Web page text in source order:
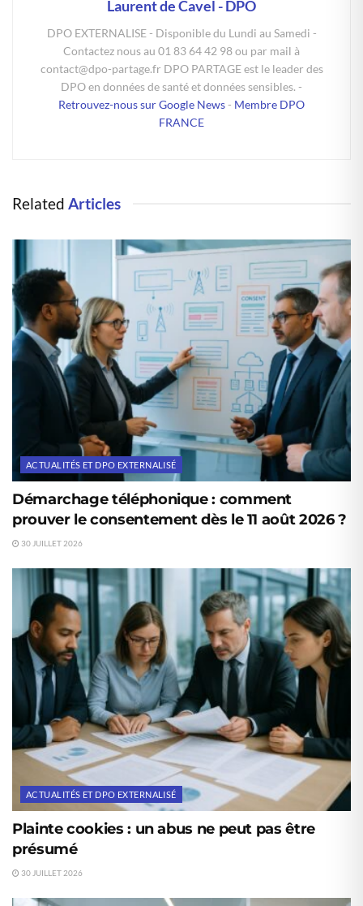
Laurent de Cavel - DPO
DPO EXTERNALISE - Disponible du Lundi au Samedi -
Contactez nous au 01 83 64 42 98 ou par mail à
contact@dpo-partage.fr DPO PARTAGE est le leader des
DPO en données de santé et données sensibles. -
Retrouvez-nous sur Google News- Membre DPO
FRANCE
Related Articles
ACTUALITÉS ET DPO EXTERNALISÉ
Démarchage téléphonique : comment
prouver le consentement dès le 11 août 2026 ?
30 JUILLET 2026
ACTUALITÉS ET DPO EXTERNALISÉ
Plainte cookies : un abus ne peut pas être
présumé
30 JUILLET 2026